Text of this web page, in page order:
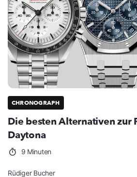
CHRONOGRAPH
Die besten Alternativen zur
Daytona
9 Minuten
Rüdiger Bucher